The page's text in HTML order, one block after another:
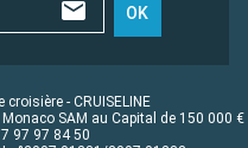
OK
- CRUISELINE
SAM au Capital de 150 000 €
97 97 84 50